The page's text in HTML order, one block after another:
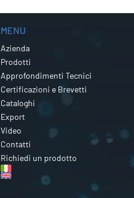
MENU
Azienda
Prodotti
Approfondimenti Tecnici
Certificazioni e Brevetti
Cataloghi
Export
Video
Contatti
Richiedi un prodotto